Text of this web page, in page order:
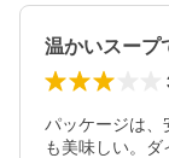
温かいスープ
パッケージは、
も美味しい。